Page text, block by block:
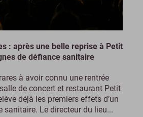
: après une belle reprise à Petit
de défiance sanitaire
à avoir connu une rentrée
de concert et restaurant Petit
déjà les premiers effets d’un
sanitaire. Le directeur du lieu...